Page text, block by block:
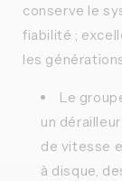
conserve le
fiabilité ;
les
Le
un
de vitesse
à disque,